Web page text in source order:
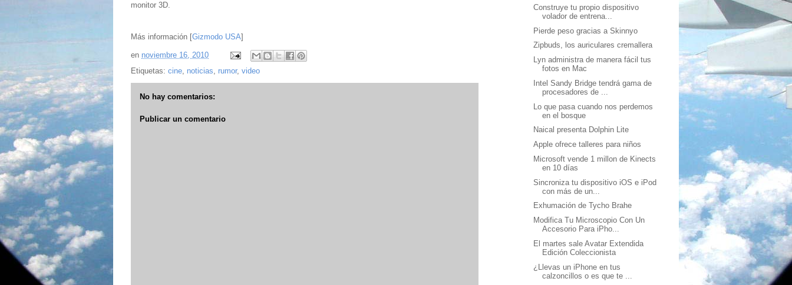
monitor 3D.
Más información [Gizmodo USA]
en noviembre 16, 2010
Etiquetas: cine, noticias, rumor, video
No hay comentarios:
Publicar un comentario
Construye tu propio dispositivo
volador de entrena...
Pierde peso gracias a Skinnyo
Zipbuds, los auriculares cremallera
Lyn administra de manera fácil tus
fotos en Mac
Intel Sandy Bridge tendrá gama de
procesadores de ...
Lo que pasa cuando nos perdemos
en el bosque
Naical presenta Dolphin Lite
Apple ofrece talleres para niños
Microsoft vende 1 millon de Kinects
en 10 días
Sincroniza tu dispositivo iOS e iPod
con más de un...
Exhumación de Tycho Brahe
Modifica Tu Microscopio Con Un
Accesorio Para iPho...
El martes sale Avatar Extendida
Edición Coleccionista
¿Llevas un iPhone en tus
calzoncillos o es que te ...